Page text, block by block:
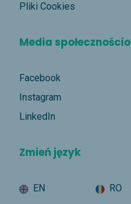
Pliki Cookies
Media
Facebook
Instagram
LinkedIn
Zmień język
EN RO